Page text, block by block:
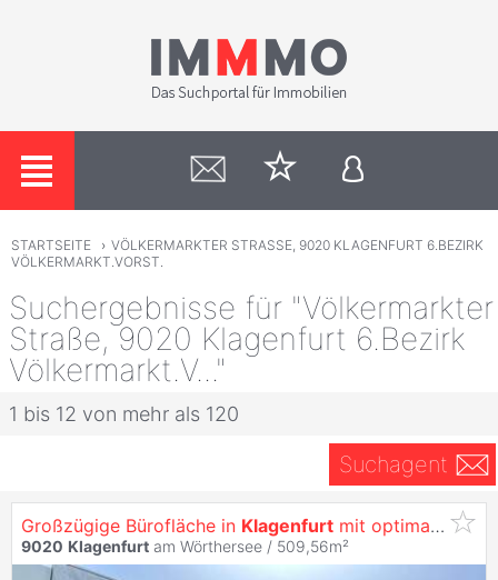
STARTSEITE › VÖLKERMARKTER STRASSE, 9020 KLAGENFURT 6.BEZIRK
VÖLKERMARKT.VORST.
Suchergebnisse für "Völkermarkter
Straße, 9020 Klagenfurt 6.Bezirk
Völkermarkt.V..."
1 bis 12 von mehr als 120
Suchagent
Großzügige Bürofläche in Klagenfurt mit optimaler Werbewirksamkeit -
9020 Klagenfurt am Wörthersee / 509,56m²